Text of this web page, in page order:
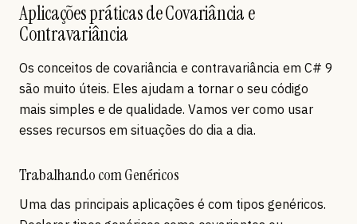
Aplicações práticas de Covariância e
Contravariância
Os conceitos de covariância e contravariância em C# 9
são muito úteis. Eles ajudam a tornar o seu código
mais simples e de qualidade. Vamos ver como usar
esses recursos em situações do dia a dia.
Trabalhando com Genéricos
Uma das principais aplicações é com tipos genéricos.